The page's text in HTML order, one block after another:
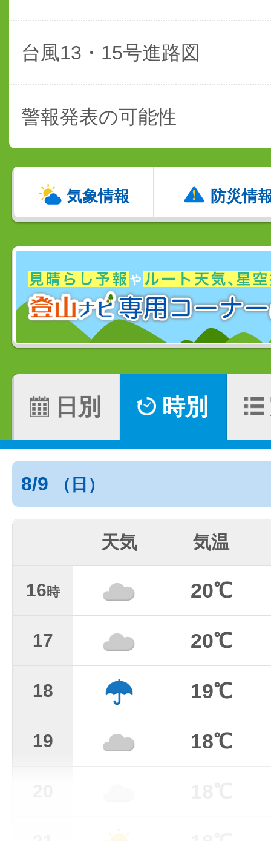
台風13・15号進路図
警報発表の可能性
気象情報 防災情
日別 時別
8/9 （日）
天気 気温
16時 20℃
17 20℃
18 19℃
19 18℃